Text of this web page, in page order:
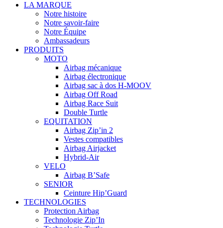
LA MARQUE
Notre histoire
Notre savoir-faire
Notre Équipe
Ambassadeurs
PRODUITS
MOTO
Airbag mécanique
Airbag électronique
Airbag sac à dos H-MOOV
Airbag Off Road
Airbag Race Suit
Double Turtle
EQUITATION
Airbag Zip’in 2
Vestes compatibles
Airbag Airjacket
Hybrid-Air
VELO
Airbag B’Safe
SENIOR
Ceinture Hip’Guard
TECHNOLOGIES
Protection Airbag
Technologie Zip’In